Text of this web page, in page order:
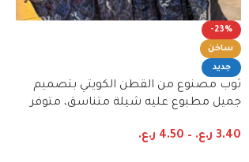
-23%
ساخن
جديد
ثوب مصنوع من القطن الكويتي بتصميم
جميل مطبوع عليه شيلة متناسق، متوفر
3.40 ر.ع. –
4.50 ر.ع.